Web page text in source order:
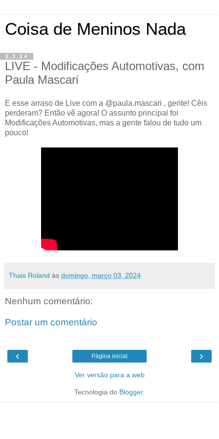
Coisa de Meninos Nada
3.3.24
LIVE - Modificações Automotivas, com
Paula Mascari
E esse arraso de Live com a @paula.mascari , gente! Cêis
perderam? Então vê agora! O assunto principal foi
Modificações Automotivas, mas a gente falou de tudo um
pouco!
Thais Roland às domingo, março 03, 2024
Nenhum comentário:
Postar um comentário
‹ ›
Página inicial
Ver versão para a web
Tecnologia do Blogger.